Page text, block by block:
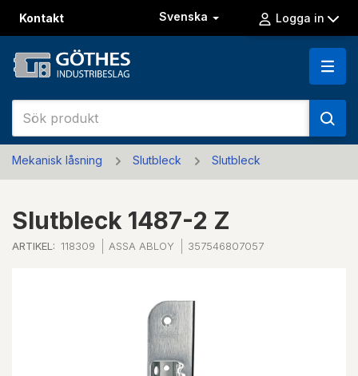
Kontakt Svenska Logga in
Mekanisk låsning Slutbleck Slutbleck
Slutbleck 1487-2 Z
ARTIKEL: 118309 ASSA ABLOY 357546807057